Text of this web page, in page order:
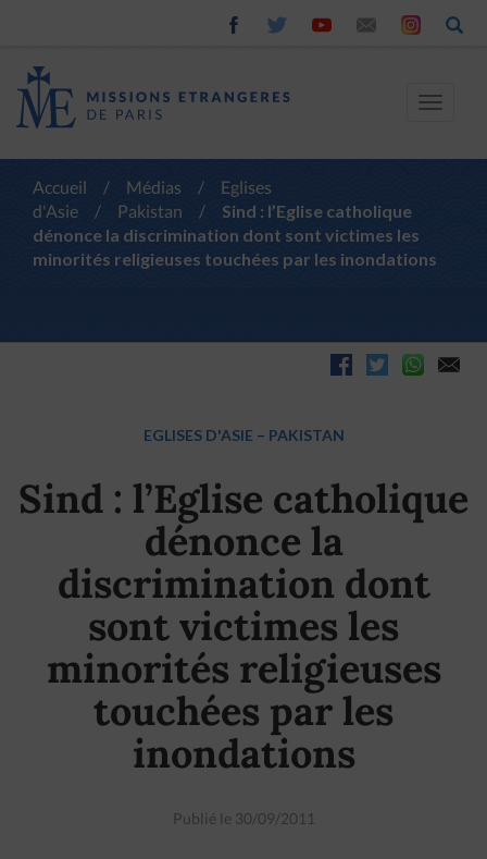
Toggle
Accueil / Médias /
Eglises
d'Asie
/ Pakistan /
Sind : l’Eglise catholique
dénonce la discrimination dont sont victimes les
minorités religieuses touchées par les inondations
EGLISES D'ASIE – PAKISTAN
Sind : l’Eglise catholique
dénonce la
discrimination dont
sont victimes les
minorités religieuses
touchées par les
inondations
Publié le 30/09/2011